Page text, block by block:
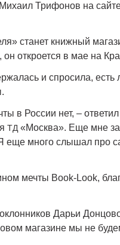
Трифонов на
станет книжный
откроется в мае на
и спросила, есть
в России нет, –
ТД «Москва». Еще мне
еще много слышал про
мечты Book-Look,
Дарьи
магазине мы не